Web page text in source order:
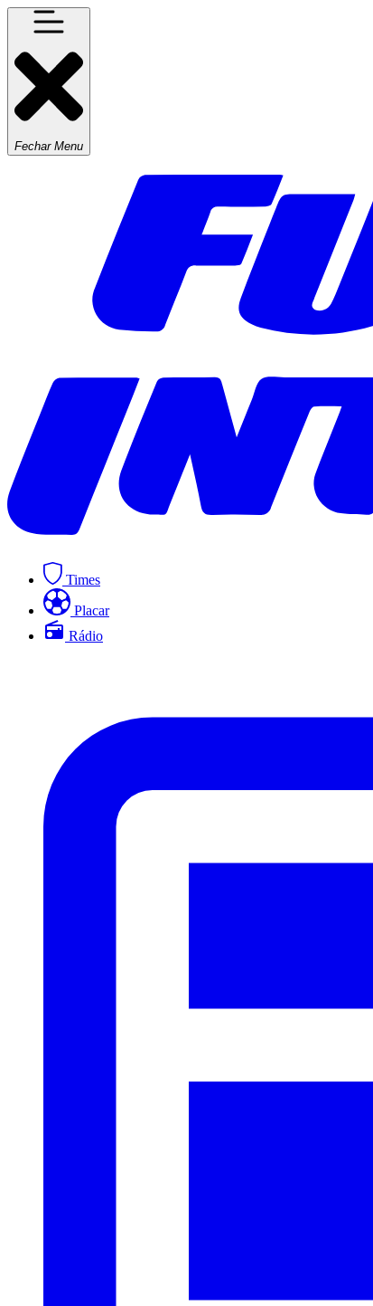
Fechar Menu
Times
Placar
Rádio